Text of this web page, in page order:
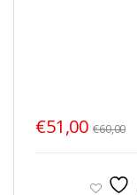
€51,00 €60,00